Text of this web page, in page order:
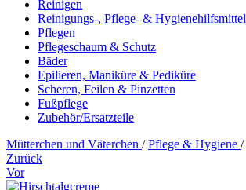
Reinigen
Reinigungs-, Pflege- & Hygienehilfsmittel
Pflegen
Pflegeschaum & Schutz
Bäder
Epilieren, Maniküre & Pediküre
Scheren, Feilen & Pinzetten
Fußpflege
Zubehör/Ersatzteile
Mütterchen und Väterchen / Pflege & Hygiene /
Zurück
Vor